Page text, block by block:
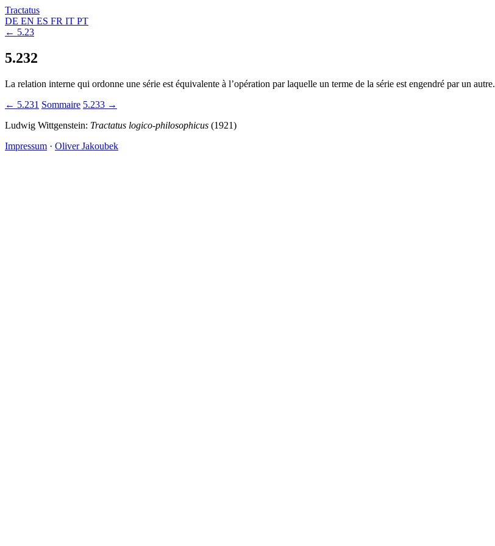
Tractatus
DE EN ES FR IT PT
← 5.23
5.232
La relation interne qui ordonne une série est équivalente à l’opération par laquelle un terme de la série est engendré par un autre.
← 5.231 Sommaire 5.233 →
Ludwig Wittgenstein: Tractatus logico-philosophicus (1921)
Impressum · Oliver Jakoubek